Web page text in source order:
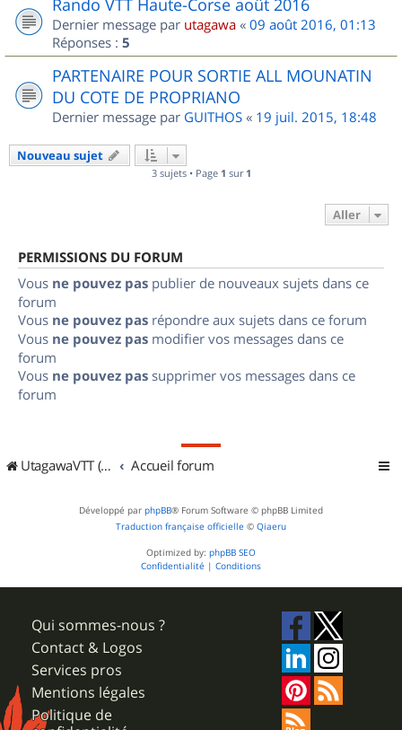
Rando VTT Haute-Corse août 2016
Dernier message par utagawa « 09 août 2016, 01:13
Réponses : 5
PARTENAIRE POUR SORTIE ALL MOUNATIN
DU COTE DE PROPRIANO
Dernier message par GUITHOS « 19 juil. 2015, 18:48
Nouveau sujet
3 sujets • Page 1 sur 1
Aller
PERMISSIONS DU FORUM
Vous ne pouvez pas publier de nouveaux sujets dans ce
forum
Vous ne pouvez pas répondre aux sujets dans ce forum
Vous ne pouvez pas modifier vos messages dans ce
forum
Vous ne pouvez pas supprimer vos messages dans ce
forum
UtagawaVTT (Randos VTT et VTTAE avec traces GPS) Accueil forum
Développé par phpBB® Forum Software © phpBB Limited
Traduction française officielle © Qiaeru
Optimized by: phpBB SEO
Confidentialité | Conditions
Qui sommes-nous ?
Contact & Logos
Services pros
Mentions légales
Politique de